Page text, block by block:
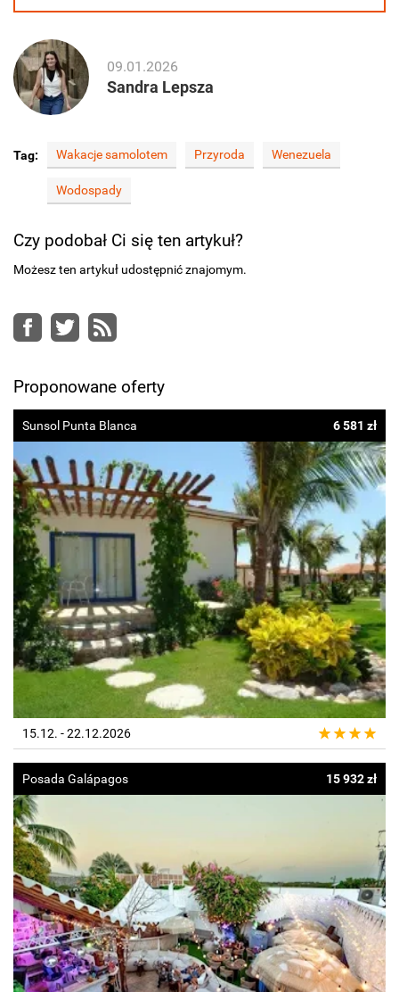
09.01.2026
Sandra Lepsza
Tag: Wakacje samolotem Przyroda Wenezuela
Wodospady
Czy podobał Ci się ten artykuł?
Możesz ten artykuł udostępnić znajomym.
Facebook
Twitter
RSS
Proponowane oferty
Sunsol Punta Blanca 6 581 zł
15.12. - 22.12.2026
Posada Galápagos 15 932 zł